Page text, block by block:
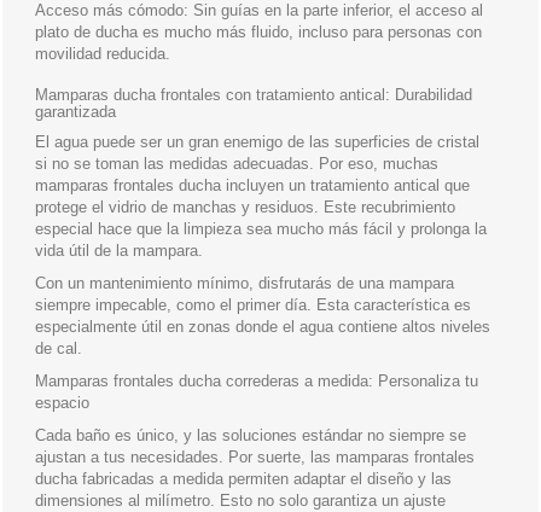
Acceso más cómodo: Sin guías en la parte inferior, el acceso al
plato de ducha es mucho más fluido, incluso para personas con
movilidad reducida.
Mamparas ducha frontales con tratamiento antical: Durabilidad
garantizada
El agua puede ser un gran enemigo de las superficies de cristal
si no se toman las medidas adecuadas. Por eso, muchas
mamparas frontales ducha incluyen un tratamiento antical que
protege el vidrio de manchas y residuos. Este recubrimiento
especial hace que la limpieza sea mucho más fácil y prolonga la
vida útil de la mampara.
Con un mantenimiento mínimo, disfrutarás de una mampara
siempre impecable, como el primer día. Esta característica es
especialmente útil en zonas donde el agua contiene altos niveles
de cal.
Mamparas frontales ducha correderas a medida: Personaliza tu
espacio
Cada baño es único, y las soluciones estándar no siempre se
ajustan a tus necesidades. Por suerte, las mamparas frontales
ducha fabricadas a medida permiten adaptar el diseño y las
dimensiones al milímetro. Esto no solo garantiza un ajuste